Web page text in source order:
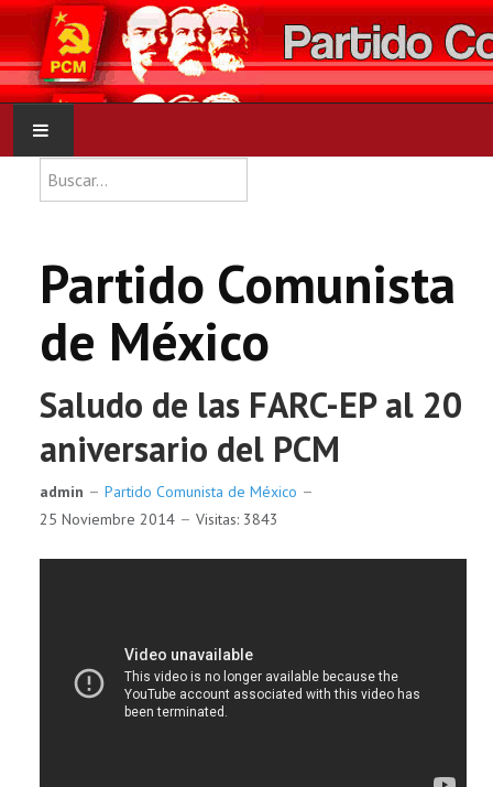
INICIO
NOTICIAS
DOCUMENTOS
Buscar
Partido Comunista
de México
Saludo de las FARC-EP al 20
aniversario del PCM
admin
Partido Comunista de México
25 Noviembre 2014
Visitas: 3843